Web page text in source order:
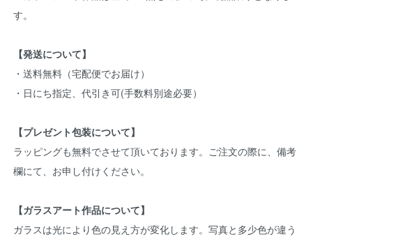
す。
【発送について】
・送料無料（宅配便でお届け）
・日にち指定、代引き可(手数料別途必要）
【プレゼント包装について】
ラッピングも無料でさせて頂いております。ご注文の際に、備考
欄にて、お申し付けください。
【ガラスアート作品について】
ガラスは光により色の見え方が変化します。写真と多少色が違う